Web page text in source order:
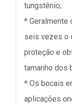
tungstênio;
* Geralmente
seis vezes o
proteção e
tamanho dos
* Os bocais
aplicações